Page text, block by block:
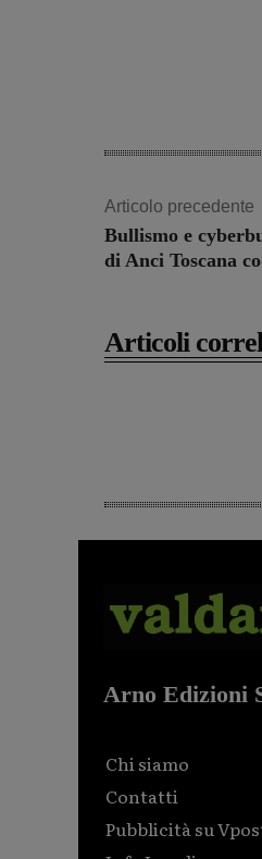
Articolo precedente
Bullismo e
di Anci Toscana
Articoli
Arno Edizioni
Chi siamo
Contatti
Pubblicità su